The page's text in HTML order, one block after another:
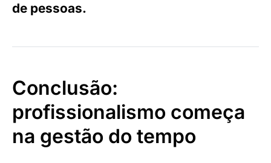
de pessoas.
Conclusão:
profissionalismo começa
na gestão do tempo